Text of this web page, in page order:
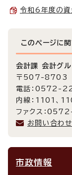
令和6年度の
このページに
会計課 会計グ
〒507-8703
電話：0572-
内線：1101、
ファクス：
お問い合わ
市政情報